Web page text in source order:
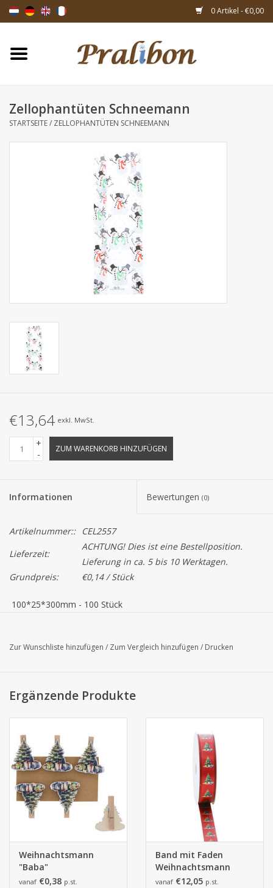
0 Artikel - €0,00
Startseite
Taschen & Beuteln
Verpackungsmaterialien
Zellophantüten Schneemann
STARTSEITE/ ZELLOPHANTÜTEN SCHNEEMANN
€13,64 exkl. MwSt.
+
-
ZUM WARENKORB HINZUFÜGEN
Informationen Bewertungen (0)
Artikelnummer::
CEL2557
Lieferzeit:
ACHTUNG! Dies ist eine Bestellposition.
Lieferung in ca. 5 bis 10 Werktagen.
Grundpreis:
€0,14 / Stück
100*25*300mm - 100 Stück
Zur Wunschliste hinzufügen / Zum Vergleich hinzufügen / Drucken
Ergänzende Produkte
Weihnachtsmann
"Baba"
Weihnachtsbaumclip
vanaf €0,38 p.st.
Band mit Faden
Weihnachtsmann
"Baba"
vanaf €12,05 p.st.